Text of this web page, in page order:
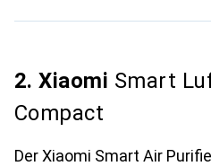
2. Xiaomi Smart
Compact
Der Xiaomi Smart Air